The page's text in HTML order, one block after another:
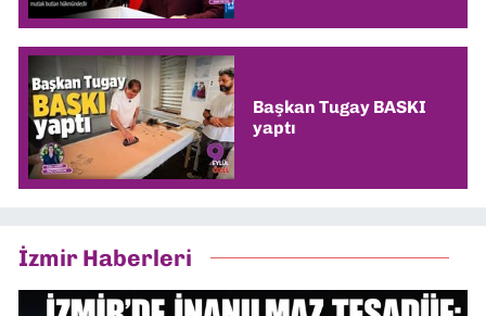
Başkan Tugay BASKI
yaptı
İzmir Haberleri